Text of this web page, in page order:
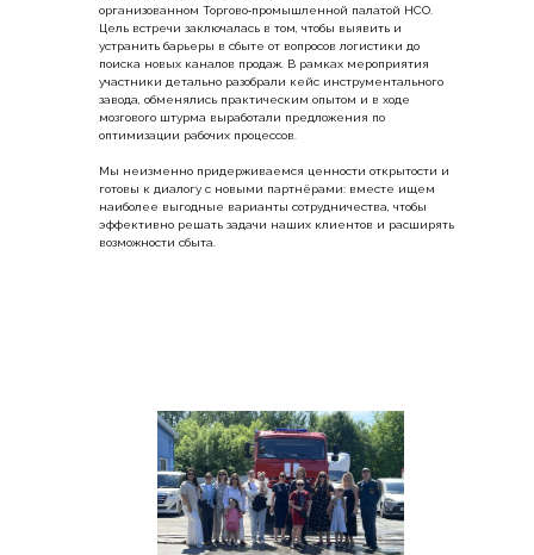
организованном Торгово‑промышленной палатой НСО.
Цель встречи заключалась в том, чтобы выявить и
устранить барьеры в сбыте от вопросов логистики до
поиска новых каналов продаж. В рамках мероприятия
участники детально разобрали кейс инструментального
завода, обменялись практическим опытом и в ходе
мозгового штурма выработали предложения по
оптимизации рабочих процессов.
Мы неизменно придерживаемся ценности открытости и
готовы к диалогу с новыми партнёрами: вместе ищем
наиболее выгодные варианты сотрудничества, чтобы
эффективно решать задачи наших клиентов и расширять
возможности сбыта.